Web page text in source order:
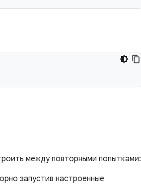
между повторными попытками:
запустив настроенные